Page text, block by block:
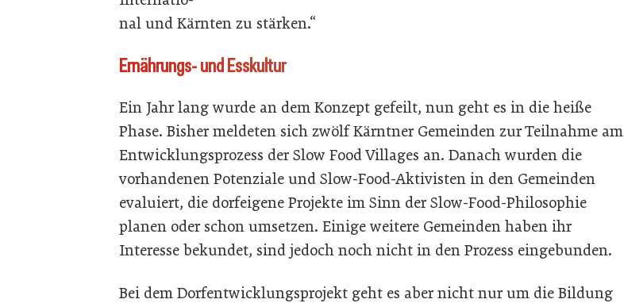
nal und Kärnten zu stärken.“
Ernährungs- und Esskultur
Ein Jahr lang wurde an dem Konzept gefeilt, nun geht es in die heiße
Phase. Bisher meldeten sich zwölf Kärntner Gemeinden zur Teilnahme am
Entwicklungsprozess der Slow Food Villages an. Danach wurden die
vorhandenen Potenziale und Slow-Food-Aktivisten in den Gemeinden
evaluiert, die dorfeigene Projekte im Sinn der Slow-Food-Philosophie
planen oder schon umsetzen. Einige weitere Gemeinden haben ihr
Interesse bekundet, sind jedoch noch nicht in den Prozess eingebunden.
Bei dem Dorfentwicklungsprojekt geht es aber nicht nur um die Bildung